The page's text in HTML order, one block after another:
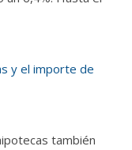
también